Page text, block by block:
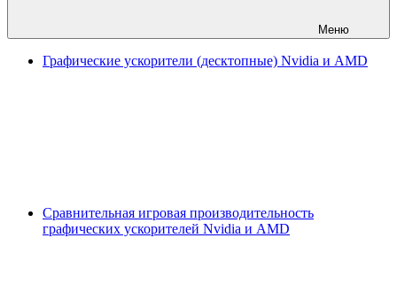
Меню
Графические ускорители (десктопные) Nvidia и AMD
Сравнительная игровая производительность
графических ускорителей Nvidia и AMD